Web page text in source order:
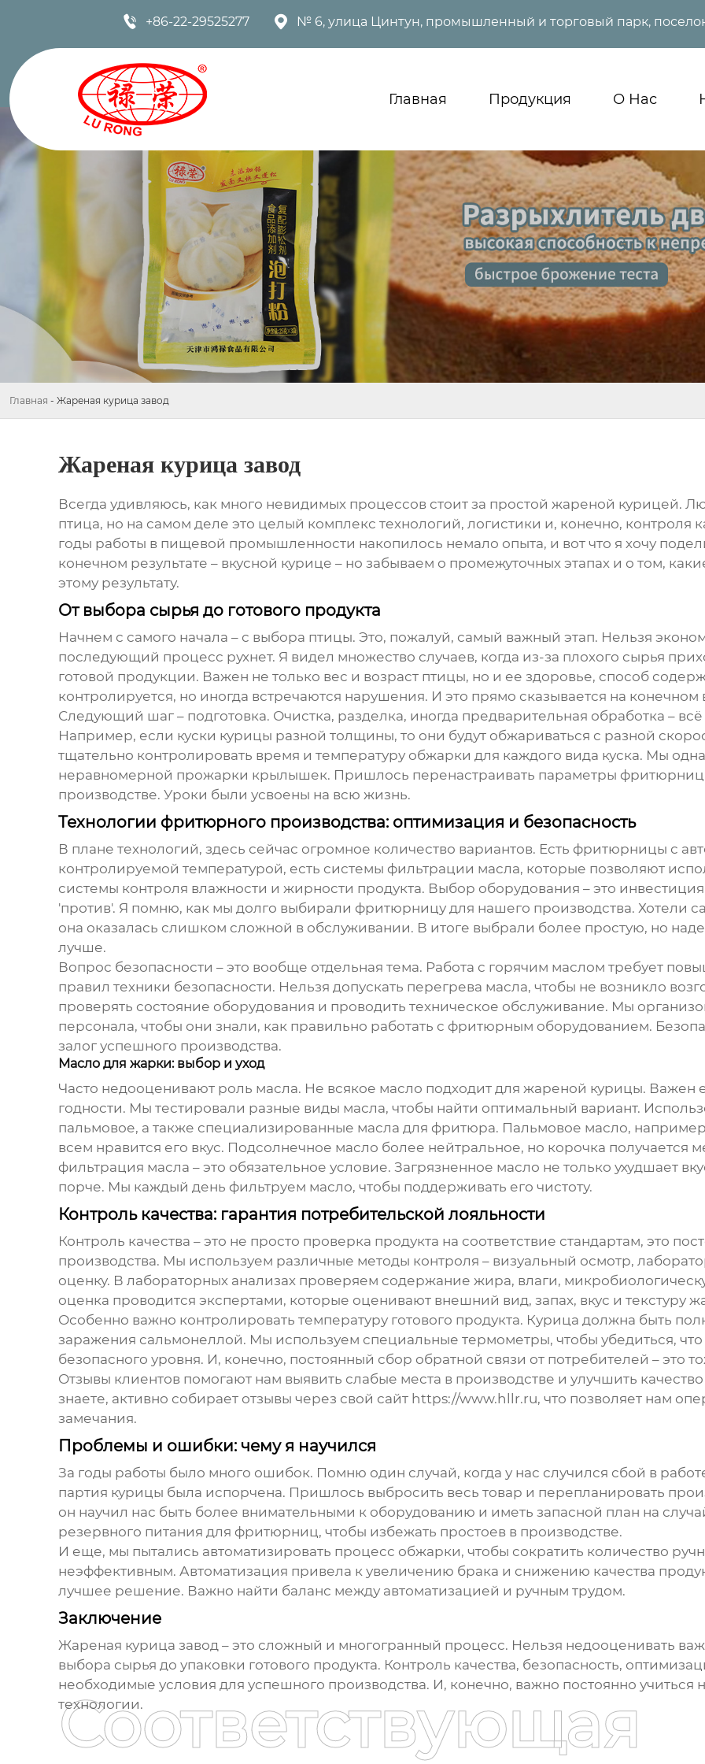
 +86-22-29525277  № 6, улица Цинтун, промышленный и торговый парк,
Главная Продукция О Нас
Главная - Жареная курица завод
Жареная курица завод
Всегда удивляюсь, как много невидимых процессов стоит за простой жареной курицей.
птица, но на самом деле это целый комплекс технологий, логистики и, конечно, контроля
годы работы в пищевой промышленности накопилось немало опыта, и вот что я хочу
конечном результате – вкусной курице – но забываем о промежуточных этапах и о том,
этому результату.
От выбора сырья до готового продукта
Начнем с самого начала – с выбора птицы. Это, пожалуй, самый важный этап. Нельзя
последующий процесс рухнет. Я видел множество случаев, когда из-за плохого сырья
готовой продукции. Важен не только вес и возраст птицы, но и ее здоровье, способ
контролируется, но иногда встречаются нарушения. И это прямо сказывается на конечном
Следующий шаг – подготовка. Очистка, разделка, иногда предварительная обработка –
Например, если куски курицы разной толщины, то они будут обжариваться с разной
тщательно контролировать время и температуру обжарки для каждого вида куска. Мы
неравномерной прожарки крылышек. Пришлось перенастраивать параметры
производстве. Уроки были усвоены на всю жизнь.
Технологии фритюрного производства: оптимизация и безопасность
В плане технологий, здесь сейчас огромное количество вариантов. Есть фритюрницы с
контролируемой температурой, есть системы фильтрации масла, которые позволяют
системы контроля влажности и жирности продукта. Выбор оборудования – это
'против'. Я помню, как мы долго выбирали фритюрницу для нашего производства. Хотели
она оказалась слишком сложной в обслуживании. В итоге выбрали более простую, но
лучше.
Вопрос безопасности – это вообще отдельная тема. Работа с горячим маслом требует
правил техники безопасности. Нельзя допускать перегрева масла, чтобы не возникло
проверять состояние оборудования и проводить техническое обслуживание. Мы
персонала, чтобы они знали, как правильно работать с фритюрным оборудованием.
залог успешного производства.
Масло для жарки: выбор и уход
Часто недооценивают роль масла. Не всякое масло подходит для жареной курицы. Важен
годности. Мы тестировали разные виды масла, чтобы найти оптимальный вариант.
пальмовое, а также специализированные масла для фритюра. Пальмовое масло,
всем нравится его вкус. Подсолнечное масло более нейтральное, но корочка получается
фильтрация масла – это обязательное условие. Загрязненное масло не только ухудшает
порче. Мы каждый день фильтруем масло, чтобы поддерживать его чистоту.
Контроль качества: гарантия потребительской лояльности
Контроль качества – это не просто проверка продукта на соответствие стандартам, это
производства. Мы используем различные методы контроля – визуальный осмотр,
оценку. В лабораторных анализах проверяем содержание жира, влаги,
оценка проводится экспертами, которые оценивают внешний вид, запах, вкус и текстуру
Особенно важно контролировать температуру готового продукта. Курица должна быть
заражения сальмонеллой. Мы используем специальные термометры, чтобы убедиться, что
безопасного уровня. И, конечно, постоянный сбор обратной связи от потребителей – это
Отзывы клиентов помогают нам выявить слабые места в производстве и улучшить
знаете, активно собирает отзывы через свой сайт https://www.hllr.ru, что позволяет нам
замечания.
Проблемы и ошибки: чему я научился
За годы работы было много ошибок. Помню один случай, когда у нас случился сбой в
партия курицы была испорчена. Пришлось выбросить весь товар и перепланировать
он научил нас быть более внимательными к оборудованию и иметь запасной план на
резервного питания для фритюрниц, чтобы избежать простоев в производстве.
И еще, мы пытались автоматизировать процесс обжарки, чтобы сократить количество
неэффективным. Автоматизация привела к увеличению брака и снижению качества
лучшее решение. Важно найти баланс между автоматизацией и ручным трудом.
Заключение
Жареная курица завод– это сложный и многогранный процесс. Нельзя недооценивать
выбора сырья до упаковки готового продукта. Контроль качества, безопасность,
необходимые условия для успешного производства. И, конечно, важно постоянно учиться
технологии.
Соответствующая